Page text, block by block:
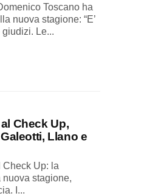
Toscano ha
nuova stagione: “E’
Le...
Check Up,
Llano e
Check Up: la
stagione,
I...